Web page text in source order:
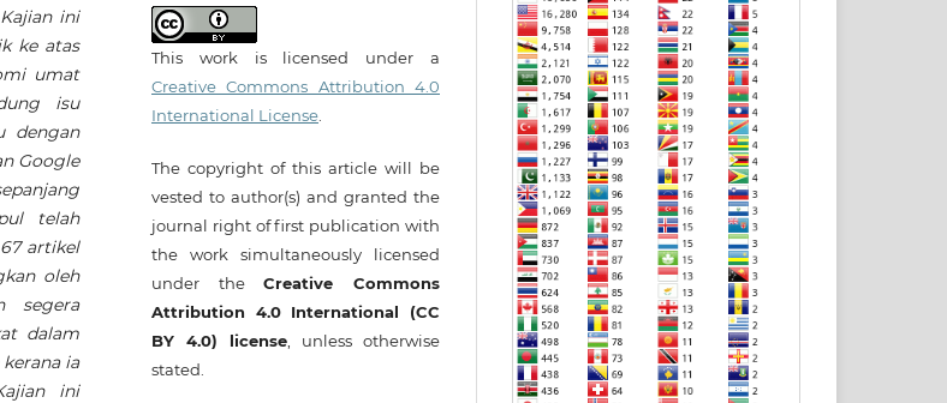
ini
ke atas
umat
isu
dengan
Google
telah
artikel
oleh
segera
dalam
ia
ini
This work is licensed under a
Creative Commons Attribution 4.0
International License
The copyright of this article will be
vested to author(s) and granted the
journal right of first publication with
the work simultaneously licensed
under theCreative Commons
Attribution 4.0 International (CC
BY 4.0) license , unless otherwise
stated.